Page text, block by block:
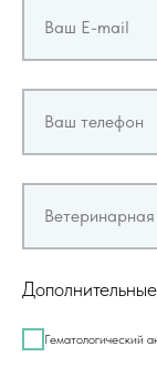
Ваш E-mail
Ваш телефон
Гематологический